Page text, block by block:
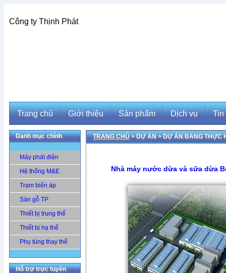
Công ty Thịnh Phát
Trang chủ
Trang chủ
Giới thiệu
Giới thiệu
Sản phẩm
Sản phẩm
Dịch vụ
Dịch vụ
Tin
Tin
Danh mục chính
Máy phát điện
Hệ thống M&E
Trạm biến áp
Sàn gỗ TP
Thiết bị trung thế
Thiết bị hạ thế
Phụ tùng thay thế
Hỗ trợ trực tuyến
TRANG CHỦ> DỰ ÁN >DỰ ÁN ĐANG THỰC
Nhà máy nước dừa và sữa dừa